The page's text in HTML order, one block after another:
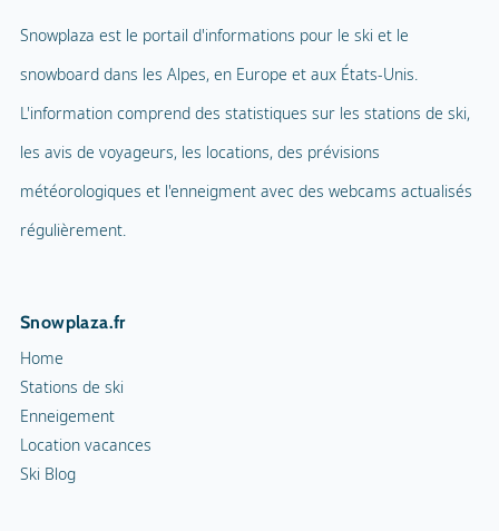
Snowplaza est le portail d'informations pour le ski et le
snowboard dans les Alpes, en Europe et aux États-Unis.
L'information comprend des statistiques sur les stations de ski,
les avis de voyageurs, les locations, des prévisions
météorologiques et l'enneigment avec des webcams actualisés
régulièrement.
Snowplaza.fr
Home
Stations de ski
Enneigement
Location vacances
Ski Blog